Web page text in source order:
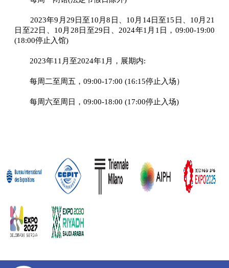
2023年9月29日至10月8日、10月14日至15日、10月21
日至22日、10月28日至29日、2024年1月1日，09:00-19:00
(18:00停止入馆)
2023年11月至2024年1月，展期内:
每周二至周五，09:00-17:00 (16:15停止入场）
每周六至周日，09:00-18:00 (17:00停止入场)